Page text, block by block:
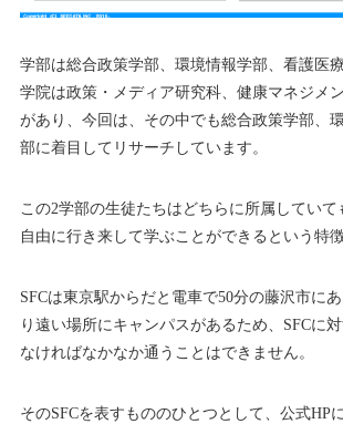
学部は総合政策学部、環境情報学部、看護医
学院は政策・メディア研究科、健康マネジメ
があり、今回は、その中でも総合政策学部、
部に着目してリサーチしています。
この2学部の生徒たちはどちらに所属していて
自由に行き来して学ぶことができるという特
SFCは東京駅からだと電車で50分の藤沢市に
り遠い場所にキャンパスがあるため、SFCに
なければなかなか通うことはできません。
そのSFCを表すもののひとつとして、公式HP